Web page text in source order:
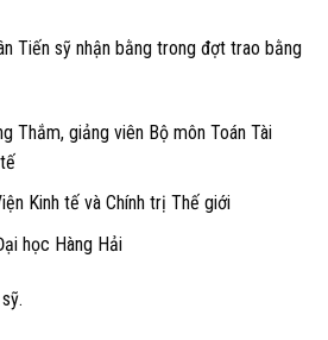
Tiến sỹ nhận bằng trong đợt trao bằng
Thắm, giảng viên Bộ môn Toán Tài
Kinh tế và Chính trị Thế giới
học Hàng Hải